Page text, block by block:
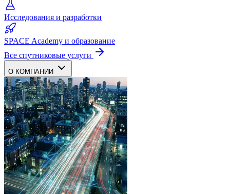
Исследования и разработки
SPACE Academy и образование
Все спутниковые услуги
О КОМПАНИИ